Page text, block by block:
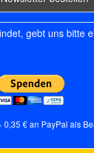
gebt uns bitte
0,35 € an PayPal als